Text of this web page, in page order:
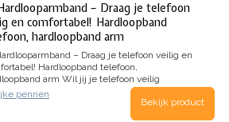
– Draag je telefoon
en comfortabel! Hardloopband
hardloopband arm
– Draag je telefoon veilig en
Hardloopband telefoon,
arm Wil jij je telefoon veilig
tijdens het sporten? Dan is deze
hardlooparmband een must-have!
het lichte en elastische lycra-materiaal
pennen
Bekijk product